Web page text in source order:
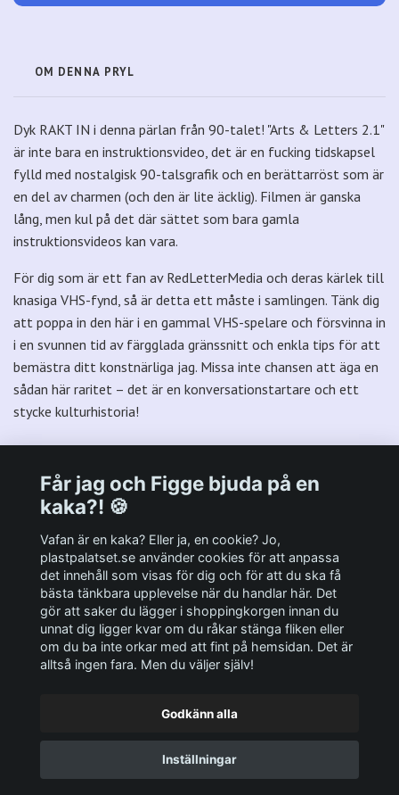
OM DENNA PRYL
Dyk RAKT IN i denna pärlan från 90-talet! "Arts & Letters 2.1"
är inte bara en instruktionsvideo, det är en fucking tidskapsel
fylld med nostalgisk 90-talsgrafik och en berättarröst som är
en del av charmen (och den är lite äcklig). Filmen är ganska
lång, men kul på det där sättet som bara gamla
instruktionsvideos kan vara.
För dig som är ett fan av RedLetterMedia och deras kärlek till
knasiga VHS-fynd, så är detta ett måste i samlingen. Tänk dig
att poppa in den här i en gammal VHS-spelare och försvinna in
i en svunnen tid av färgglada gränssnitt och enkla tips för att
bemästra ditt konstnärliga jag. Missa inte chansen att äga en
sådan här raritet – det är en konversationstartare och ett
stycke kulturhistoria!
Andra viktiga länkar:
Sociala medier
© 2026 Plastpalatset
Får jag och Figge bjuda på en
kaka?! 🍪
Vafan är en kaka? Eller ja, en cookie? Jo,
plastpalatset.se använder cookies för att anpassa
det innehåll som visas för dig och för att du ska få
bästa tänkbara upplevelse när du handlar här. Det
gör att saker du lägger i shoppingkorgen innan du
unnat dig ligger kvar om du råkar stänga fliken eller
om du ba inte orkar med att fint på hemsidan. Det är
alltså ingen fara. Men du väljer själv!
Godkänn alla
Inställningar